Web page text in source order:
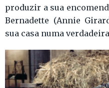
produzir a sua
Bernadette (Annie
sua casa numa